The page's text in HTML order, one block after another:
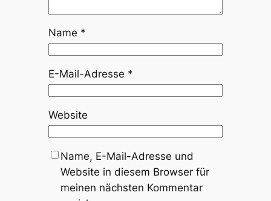
Name *
E-Mail-Adresse *
Website
Name, E-Mail-Adresse und
Website in diesem Browser für
meinen nächsten Kommentar